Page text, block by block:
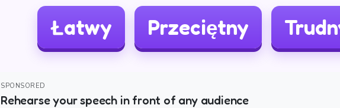
Łatwy Przeciętny
SPONSORED
Rehearse your speech in front of any audience